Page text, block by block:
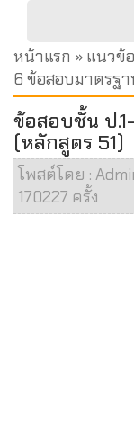
หน้าแรก » แนวข้
6 ข้อสอบมาตรฐ
ข้อสอบชั้น ป
(หลักสูตร 51)
โพสต์โดย :
170227 ครั้ง